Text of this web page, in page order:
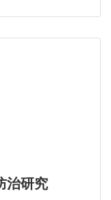
治研究